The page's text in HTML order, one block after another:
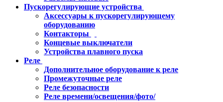
Пускорегулирующие устройства
Аксессуары к пускорегулирующему
оборудованию
Контакторы
Концевые выключатели
Устройства плавного пуска
Реле
Дополнительное оборудование к реле
Промежуточные реле
Реле безопасности
Реле времени/освещения/фото/